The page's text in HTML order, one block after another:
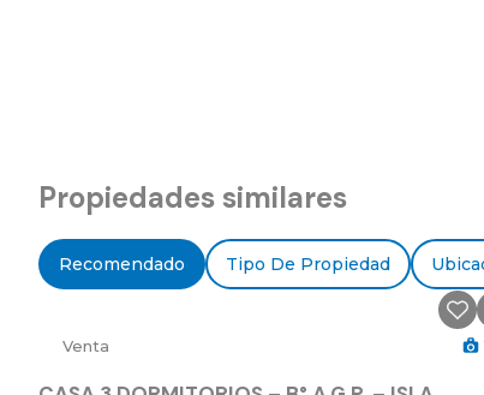
Propiedades similares
Recomendado Tipo De Propiedad
Venta